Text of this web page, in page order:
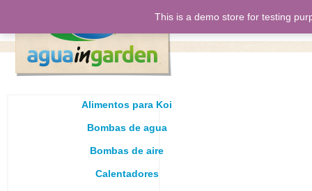
Alimentos para Koi
Bombas de agua
Bombas de aire
Calentadores
This is a demo store for testing